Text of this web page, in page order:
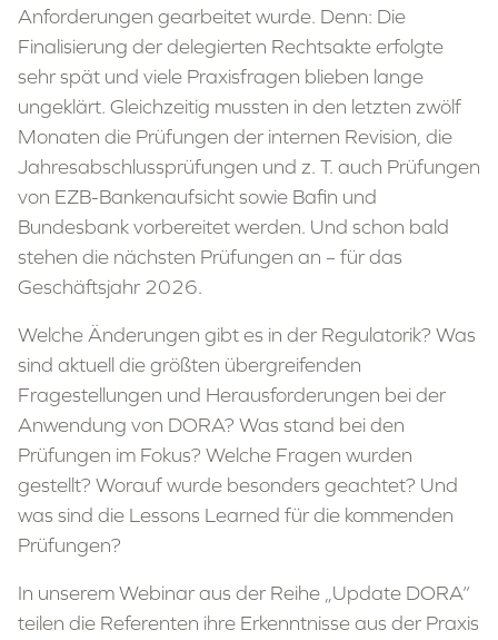
Anforderungen gearbeitet wurde. Denn: Die
Finalisierung der delegierten Rechtsakte erfolgte
sehr spät und viele Praxisfragen blieben lange
ungeklärt. Gleichzeitig mussten in den letzten zwölf
Monaten die Prüfungen der internen Revision, die
Jahresabschlussprüfungen und z. T. auch Prüfungen
von EZB-Bankenaufsicht sowie Bafin und
Bundesbank vorbereitet werden. Und schon bald
stehen die nächsten Prüfungen an – für das
Geschäftsjahr 2026.
Welche Änderungen gibt es in der Regulatorik? Was
sind aktuell die größten übergreifenden
Fragestellungen und Herausforderungen bei der
Anwendung von DORA? Was stand bei den
Prüfungen im Fokus? Welche Fragen wurden
gestellt? Worauf wurde besonders geachtet? Und
was sind die Lessons Learned für die kommenden
Prüfungen?
In unserem Webinar aus der Reihe „Update DORA“
teilen die Referenten ihre Erkenntnisse aus der Praxis